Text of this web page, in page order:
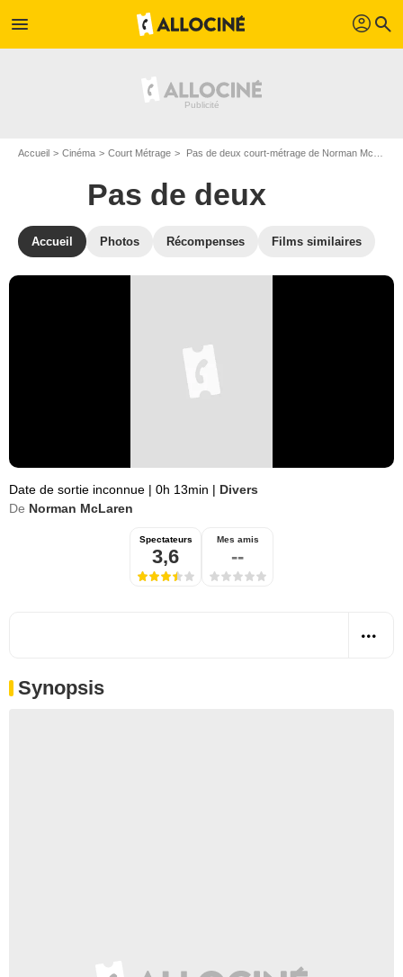
menu profil search
Accueil Cinéma Court Métrage Pas de deux court-métrage de Norman McLaren
Pas de deux
Accueil Photos Récompenses Films similaires
Date de sortie inconnue | 0h 13min | Divers
De Norman McLaren
Spectateurs
3,6
Mes amis
--
Synopsis